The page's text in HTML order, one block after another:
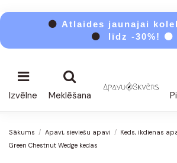
⚫ Atlaides jaunajai
⚫
līdz -30%! ⚫
Izvēlne Meklēšana
Sākums Apavi, sieviešu apavi
Keds, ikdienas
Green Chestnut Wedge kedas